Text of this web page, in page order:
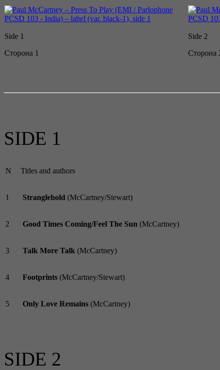
Side 1
Сторона 1
Side 2
Сторона
SIDE 1
N Titles and authors
1 Stranglehold (McCartney/Stewart)
2 Good Times Coming/Feel The Sun (McCartney)
3 Talk More Talk (McCartney)
4 Footprints (McCartney/Stewart)
5 Only Love Remains (McCartney)
SIDE 2